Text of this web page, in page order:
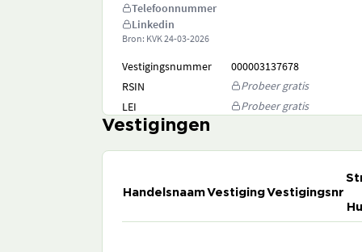
Telefoonnummer
Linkedin
Bron: KVK24-03-2026
Vestigingsnummer
000003137678
RSIN
Probeer gratis
LEI
Probeer gratis
Vestigingen
HandelsnaamVestigingVestigingsnr